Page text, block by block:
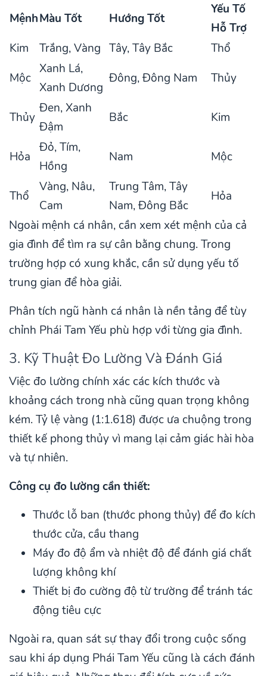
MệnhMàu Tốt Hướng Tốt
Yếu Tố
Hỗ Trợ
Kim
Trắng, Vàng Tây, Tây Bắc
Thổ
Mộc
Xanh Lá,
Xanh Dương
Đông, Đông Nam Thủy
Thủy
Đen, Xanh
Đậm
Bắc Kim
Hỏa
Đỏ, Tím,
Hồng
Nam Mộc
Thổ
Vàng, Nâu,
Cam
Trung Tâm, Tây
Nam, Đông Bắc
Hỏa
Ngoài mệnh cá nhân, cần xem xét mệnh của cả
gia đình để tìm ra sự cân bằng chung. Trong
trường hợp có xung khắc, cần sử dụng yếu tố
trung gian để hòa giải.
Phân tích ngũ hành cá nhân là nền tảng để tùy
chỉnh Phái Tam Yếu phù hợp với từng gia đình.
3. Kỹ Thuật Đo Lường Và Đánh Giá
Việc đo lường chính xác các kích thước và
khoảng cách trong nhà cũng quan trọng không
kém. Tỷ lệ vàng (1:1.618) được ưa chuộng trong
thiết kế phong thủy vì mang lại cảm giác hài hòa
và tự nhiên.
Công cụ đo lường cần thiết:
Thước lỗ ban (thước phong thủy) để đo kích
thước cửa, cầu thang
Máy đo độ ẩm và nhiệt độ để đánh giá chất
lượng không khí
Thiết bị đo cường độ từ trường để tránh tác
động tiêu cực
Ngoài ra, quan sát sự thay đổi trong cuộc sống
sau khi áp dụng Phái Tam Yếu cũng là cách đánh